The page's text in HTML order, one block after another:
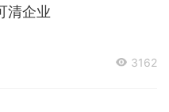
清企业
3162